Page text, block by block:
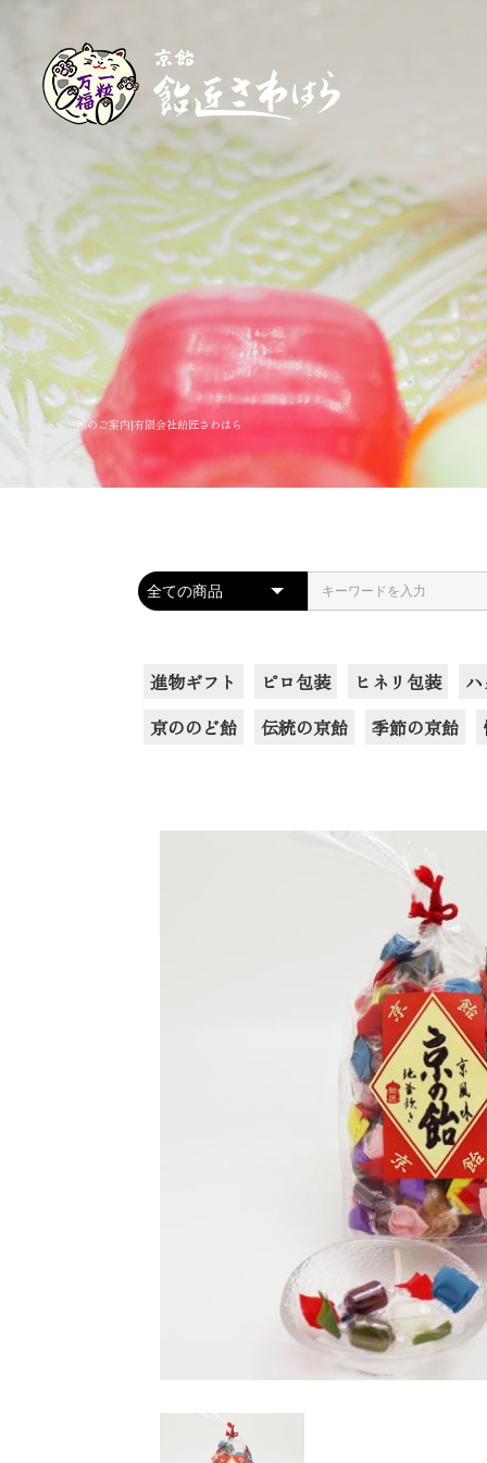
オーダー飴のご案内|有限会社飴匠さわはら
進物ギフト ピロ包装 ヒネリ包装
京ののど飴
伝統の京飴 季節の京飴